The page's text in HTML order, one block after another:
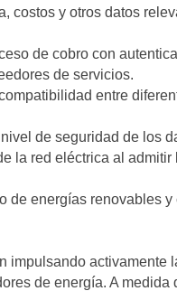
costos y otros datos
de cobro con
de servicios.
entre
de seguridad de los
la red eléctrica al admitir
de energías renovables
impulsando
de energía. A